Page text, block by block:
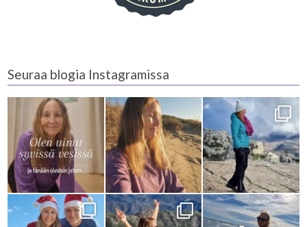
Seuraa blogia Instagramissa